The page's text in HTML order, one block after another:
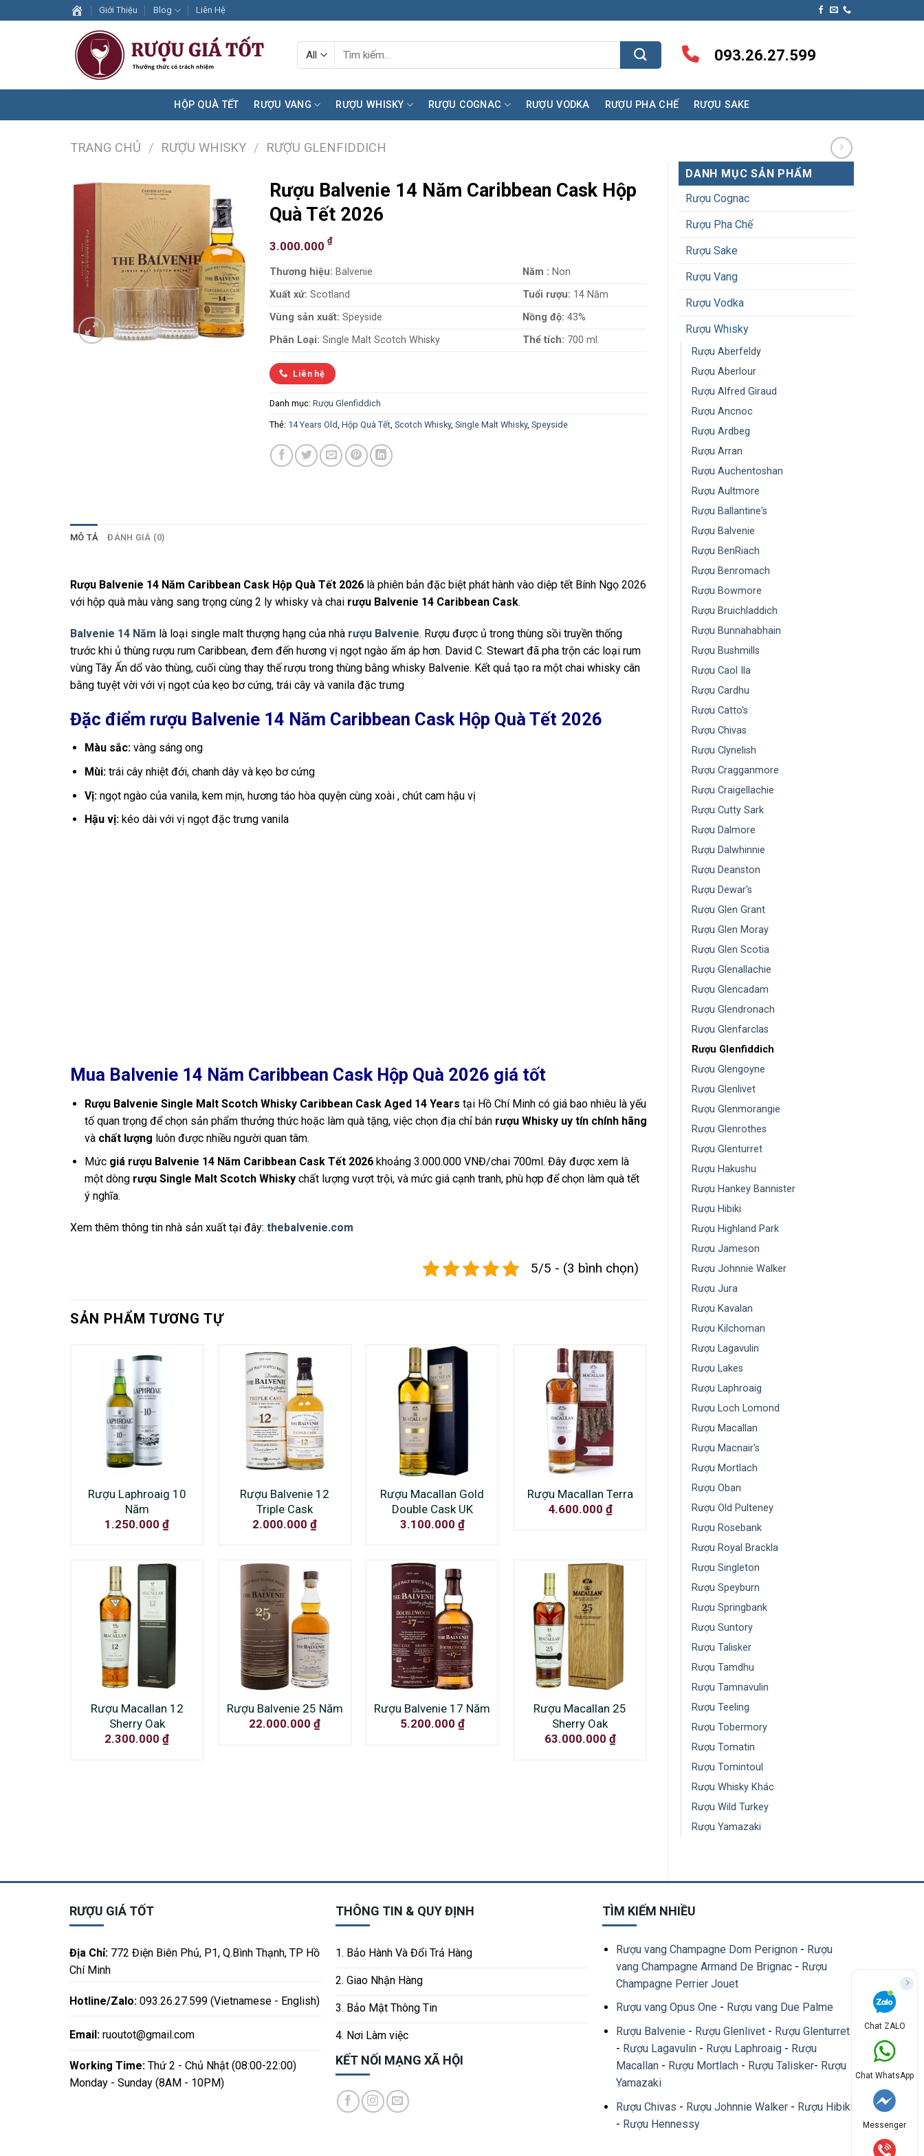
to
Giới Thiệu Blog Liên Hệ
Tìm
093.26.27.599
HỘP QUÀ TẾT RƯỢU VANG RƯỢU WHISKY RƯỢU COGNAC RƯỢU VODKA RƯỢU PHA CHẾ RƯỢU SAKE
TRANG CHỦ / RƯỢU WHISKY / RƯỢU GLENFIDDICH
DANH MỤC SẢN PHẨM
Rượu Cognac
Rượu Pha Chế
Rượu Sake
Rượu Vang
Rượu Vodka
Rượu Whisky
Rượu Aberfeldy
Rượu Aberlour
Rượu Alfred Giraud
Rượu Ancnoc
Rượu Ardbeg
Rượu Arran
Rượu Auchentoshan
Rượu Aultmore
Rượu Ballantine's
Rượu Balvenie
Rượu BenRiach
Rượu Benromach
Rượu Bowmore
Rượu Bruichladdich
Rượu Bunnahabhain
Rượu Bushmills
Rượu Caol Ila
Rượu Cardhu
Rượu Catto's
Rượu Chivas
Rượu Clynelish
Rượu Cragganmore
Rượu Craigellachie
Rượu Cutty Sark
Rượu Dalmore
Rượu Dalwhinnie
Rượu Deanston
Rượu Dewar's
Rượu Glen Grant
Rượu Glen Moray
Rượu Glen Scotia
Rượu Glenallachie
Rượu Glencadam
Rượu Glendronach
Rượu Glenfarclas
Rượu Glenfiddich
Rượu Glengoyne
Rượu Glenlivet
Rượu Glenmorangie
Rượu Glenrothes
Rượu Glenturret
Rượu Hakushu
Rượu Hankey Bannister
Rượu Hibiki
Rượu Highland Park
Rượu Jameson
Rượu Johnnie Walker
Rượu Jura
Rượu Kavalan
Rượu Kilchoman
Rượu Lagavulin
Rượu Lakes
Rượu Laphroaig
Rượu Loch Lomond
Rượu Macallan
Rượu Macnair's
Rượu Mortlach
Rượu Oban
Rượu Old Pulteney
Rượu Rosebank
Rượu Royal Brackla
Rượu Singleton
Rượu Speyburn
Rượu Springbank
Rượu Suntory
Rượu Talisker
Rượu Tamdhu
Rượu Tamnavulin
Rượu Teeling
Rượu Tobermory
Rượu Tomatin
Rượu Tomintoul
Rượu Whisky Khác
Rượu Wild Turkey
Rượu Yamazaki
Rượu Balvenie 14 Năm Caribbean Cask Hộp
Quà Tết 2026
3.000.000 ₫
Thương hiệu: Balvenie Năm : Non
Xuất xứ: Scotland Tuổi rượu: 14 Năm
Vùng sản xuất: Speyside Nồng độ: 43%
Phân Loại: Single Malt Scotch Whisky Thể tích: 700 ml.
Liên hệ
Danh mục: Rượu Glenfiddich
Thẻ: 14 Years Old, Hộp Quà Tết, Scotch Whisky, Single Malt Whisky, Speyside
MÔ TẢ ĐÁNH GIÁ (0)
Rượu Balvenie 14 Năm Caribbean Cask Hộp Quà Tết 2026 là phiên bản đặc biệt phát hành vào diệp tết Bính Ngọ 2026
với hộp quà màu vàng sang trọng cùng 2 ly whisky và chai rượu Balvenie 14 Caribbean Cask.
Balvenie 14 Năm là loại single malt thượng hạng của nhà rượu Balvenie. Rượu được ủ trong thùng sồi truyền thống
trước khi ủ thùng rượu rum Caribbean, đem đến hương vị ngọt ngào ấm áp hơn. David C. Stewart đã pha trộn các loại rum
vùng Tây Ấn dổ vào thùng, cuối cùng thay thế rượu trong thùng bằng whisky Balvenie. Kết quả tạo ra một chai whisky cân
bằng tuyệt vời với vị ngọt của kẹo bơ cứng, trái cây và vanila đặc trưng
Đặc điểm rượu Balvenie 14 Năm Caribbean Cask Hộp Quà Tết 2026
Màu sắc:vàng sáng ong
Mùi:trái cây nhiệt đới, chanh dây và kẹo bơ cứng
Vị:ngọt ngào của vanila, kem mịn, hương táo hòa quyện cùng xoài , chút cam hậu vị
Hậu vị:kéo dài với vị ngọt đặc trưng vanila
Mua Balvenie 14 Năm Caribbean Cask Hộp Quà 2026 giá tốt
Rượu Balvenie Single Malt Scotch Whisky Caribbean Cask Aged 14 Years tại Hồ Chí Minh có giá bao nhiêu là yếu
tố quan trọng để chọn sản phẩm thưởng thức hoặc làm quà tặng, việc chọn địa chỉ bán rượu Whisky uy tín chính hãng
và chất lượng luôn được nhiều người quan tâm.
Mức giá rượu Balvenie 14 Năm Caribbean Cask Tết 2026khoảng 3.000.000 VNĐ/chai 700ml. Đây được xem là
một dòng rượu Single Malt Scotch Whiskychất lượng vượt trội, và mức giá cạnh tranh, phù hợp để chọn làm quà tết
ý nghĩa.
Xem thêm thông tin nhà sản xuất tại đây: thebalvenie.com
5/5 - (3 bình chọn)
SẢN PHẨM TƯƠNG TỰ
Rượu Laphroaig 10
Năm
1.250.000₫
Rượu Balvenie 12
Triple Cask
2.000.000₫
Rượu Macallan Gold
Double Cask UK
3.100.000 ₫
Rượu Macallan Terra
4.600.000 ₫
Rượu Macallan 12
Sherry Oak
2.300.000₫
Rượu Balvenie 25 Năm
22.000.000₫
Rượu Balvenie 17 Năm
5.200.000 ₫
Rượu Macallan 25
Sherry Oak
63.000.000 ₫
RƯỢU GIÁ TỐT
Địa Chỉ:772 Điện Biên Phủ, P1, Q.Bình Thạnh, TP Hồ
Chí Minh
Hotline/Zalo:093.26.27.599 (Vietnamese - English)
Email: ruoutot@gmail.com
Working Time:Thứ 2 - Chủ Nhật (08:00-22:00)
Monday - Sunday (8AM - 10PM)
THÔNG TIN & QUY ĐỊNH
1. Bảo Hành Và Đổi Trả Hàng
2. Giao Nhận Hàng
3. Bảo Mật Thông Tin
4. Nơi Làm việc
KẾT NỐI MẠNG XÃ HỘI
TÌM KIẾM NHIỀU
Rượu vang Champagne Dom Perignon - Rượu
vang Champagne Armand De Brignac - Rượu
Champagne Perrier Jouet
Rượu vang Opus One - Rượu vang Due Palme
Rượu Balvenie - Rượu Glenlivet - Rượu Glenturret
- Rượu Lagavulin - Rượu Laphroaig - Rượu
Macallan - Rượu Mortlach - Rượu Talisker- Rượu
Yamazaki
Rượu Chivas - Rượu Johnnie Walker - Rượu Hibiki
- Rượu Hennessy
Chat ZALO
Chat WhatsApp
Messenger